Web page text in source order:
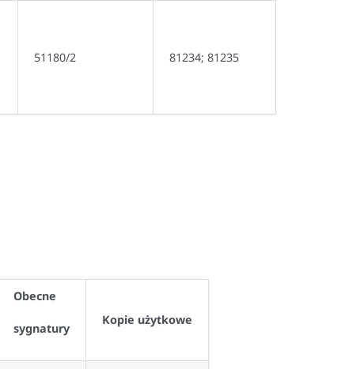
51180/2 81234; 81235
Obecne
sygnatury
Kopie użytkowe